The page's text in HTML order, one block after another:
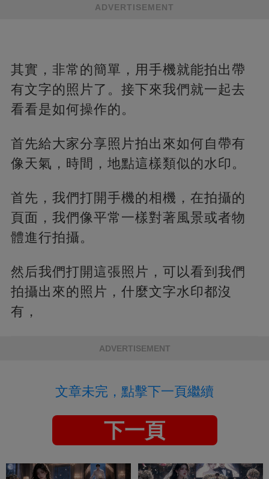
ADVERTISEMENT
其實，非常的簡單，用手機就能拍出帶
有文字的照片了。接下來我們就一起去
看看是如何操作的。
首先給大家分享照片拍出來如何自帶有
像天氣，時間，地點這樣類似的水印。
首先，我們打開手機的相機，在拍攝的
頁面，我們像平常一樣對著風景或者物
體進行拍攝。
然后我們打開這張照片，可以看到我們
拍攝出來的照片，什麼文字水印都沒
有，
ADVERTISEMENT
文章未完，點擊下一頁繼續
下一頁